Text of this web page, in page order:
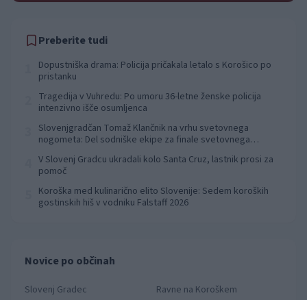
Preberite tudi
Dopustniška drama: Policija pričakala letalo s Korošico po
pristanku
Tragedija v Vuhredu: Po umoru 36-letne ženske policija
intenzivno išče osumljenca
Slovenjgradčan Tomaž Klančnik na vrhu svetovnega
nogometa: Del sodniške ekipe za finale svetovnega
V Slovenj Gradcu ukradali kolo Santa Cruz, lastnik prosi za
pomoč
Koroška med kulinarično elito Slovenije: Sedem koroških
gostinskih hiš v vodniku Falstaff 2026
Novice po občinah
Slovenj Gradec
Ravne na Koroškem